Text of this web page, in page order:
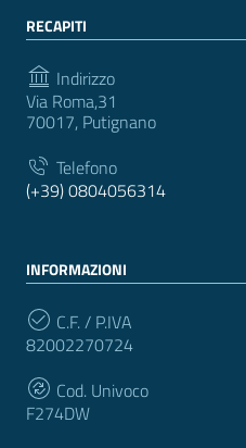
RECAPITI
Indirizzo
Via Roma,31
70017, Putignano
Telefono
(+39) 0804056314
INFORMAZIONI
C.F. / P.IVA
82002270724
Cod. Univoco
F274DW